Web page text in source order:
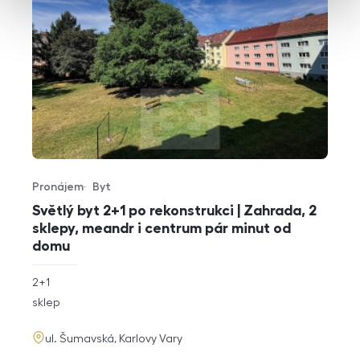
Světlý byt 2+1 po rekonstrukci | Zahrada, 2
sklepy, meandr i centrum pár minut od
domu
Typ nabídky
Pronájem
Typ nemovitosti
Byt
rozměry
2+1
funkce
sklep
adresa
ul. Šumavská, Karlovy Vary